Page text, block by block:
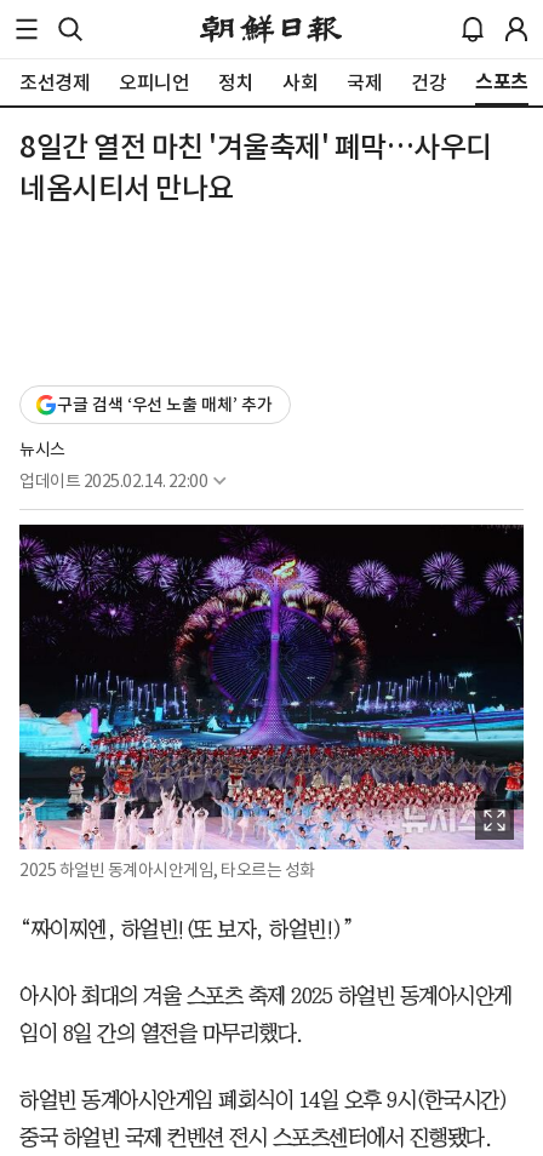
조선경제 오피니언 정치 사회 국제 건강 스포츠
8일간 열전 마친 '겨울축제' 폐막…사우디
네옴시티서 만나요
구글 검색 ‘우선 노출 매체’ 추가
뉴시스
업데이트 2025.02.14. 22:00
2025 하얼빈 동계아시안게임, 타오르는 성화
“짜이찌엔, 하얼빈!(또 보자, 하얼빈!)”
아시아 최대의 겨울 스포츠 축제 2025 하얼빈 동계아시안게
임이 8일 간의 열전을 마무리했다.
하얼빈 동계아시안게임 폐회식이 14일 오후 9시(한국시간)
중국 하얼빈 국제 컨벤션 전시 스포츠센터에서 진행됐다.